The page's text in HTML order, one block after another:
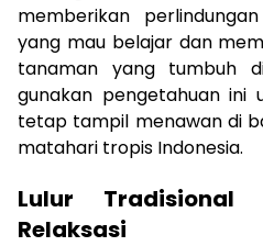
memberikan
yang mau belajar dan
tanaman yang tumbuh
gunakan pengetahuan ini
tetap tampil menawan di
matahari tropis Indonesia.
Lulur Tradisional
Relaksasi